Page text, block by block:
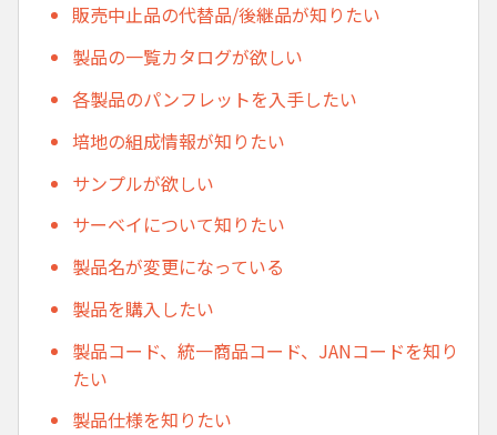
販売中止品の代替品/後継品が知りたい
製品の一覧カタログが欲しい
各製品のパンフレットを入手したい
培地の組成情報が知りたい
サンプルが欲しい
サーベイについて知りたい
製品名が変更になっている
製品を購入したい
製品コード、統一商品コード、JANコードを知り
たい
製品仕様を知りたい